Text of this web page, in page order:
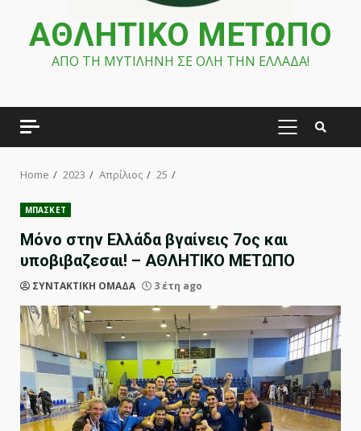
ΑΘΛΗΤΙΚΟ ΜΕΤΩΠΟ
ΑΠΟ ΤΗ ΜΥΤΙΛΗΝΗ ΣΕ ΟΛΗ ΤΗΝ ΕΛΛΑΔΑ!
PRIMARY
Home 2023 Απρίλιος 25
ΜΠΑΣΚΕΤ
Μόνο στην Ελλάδα βγαίνεις 7ος και
υποβιβαζεσαι! – ΑΘΛΗΤΙΚΟ ΜΕΤΩΠΟ
ΣΥΝΤΑΚΤΙΚΗ ΟΜΑΔΑ 3 έτη ago